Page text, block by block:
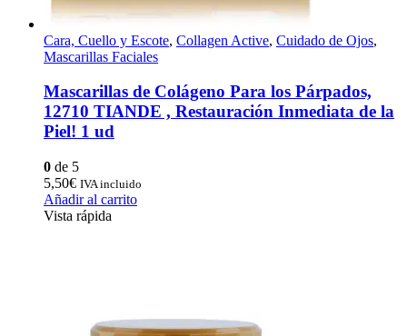
Cara, Cuello y Escote, Collagen Active, Cuidado de Ojos,
Mascarillas Faciales
Mascarillas de Colágeno Para los Párpados,
12710 TIANDE , Restauración Inmediata de la
Piel! 1 ud
0 de 5
5,50€ IVA incluido
Añadir al carrito
Vista rápida